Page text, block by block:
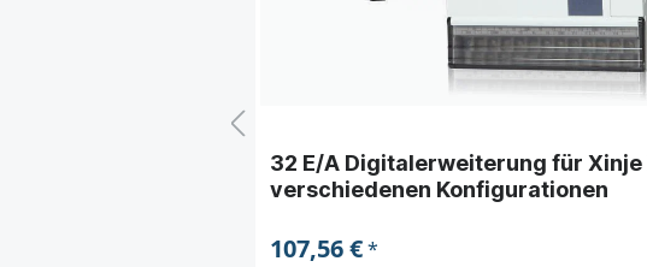
32 E/A Digitalerweiterung für Xinje
verschiedenen Konfigurationen
107,56 €*